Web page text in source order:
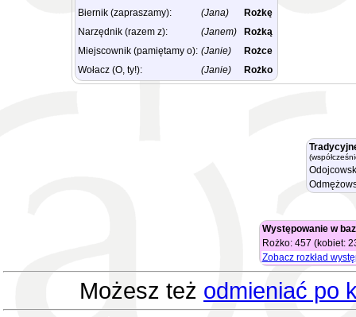
Biernik (zapraszamy):
(Jana)
Rożkę
Narzędnik (razem z):
(Janem)
Rożką
Miejscownik (pamiętamy o): (Janie)
Rożce
Wołacz (O, ty!):
(Janie) Rożko
Występowanie w
Rożko: 457 (kobiet:
Zobacz rozkład
Możesz też odmieniać po